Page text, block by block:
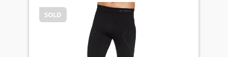
SOLD